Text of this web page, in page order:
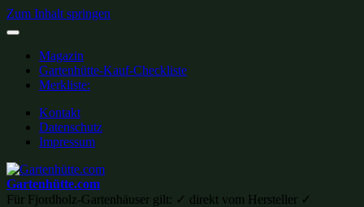
Zum Inhalt springen
Magazin
Gartenhütte-Kauf-Checkliste
Merkliste:
Kontakt
Datenschutz
Impressum
Gartenhütte.com
Für Fjordholz-Gartenhäuser gilt: ✓ direkt vom Hersteller ✓